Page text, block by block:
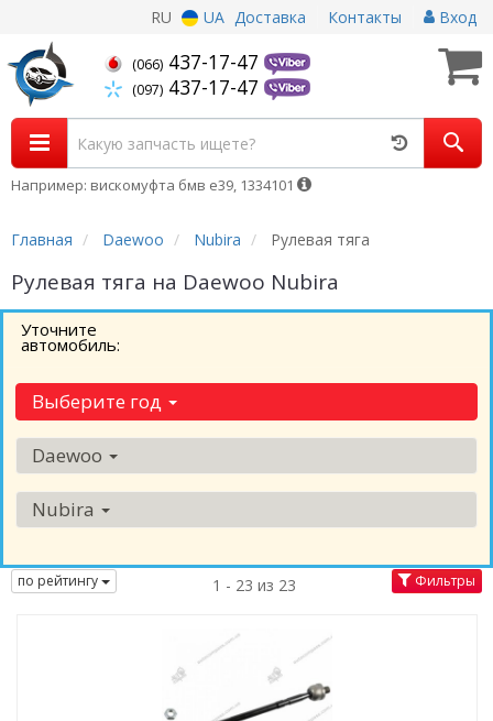
RU UA Доставка Контакты Вход
(066) 437-17-47
(097) 437-17-47
Например: вискомуфта бмв е39, 1334101
Главная Daewoo Nubira Рулевая тяга
Рулевая тяга на Daewoo Nubira
Уточните
автомобиль:
Выберите год
Daewoo
Nubira
по рейтингу 1 - 23 из 23 Фильтры